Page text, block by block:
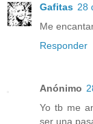
Gafitas 28
Me
Responder
Anónimo
Yo tb me
ser una